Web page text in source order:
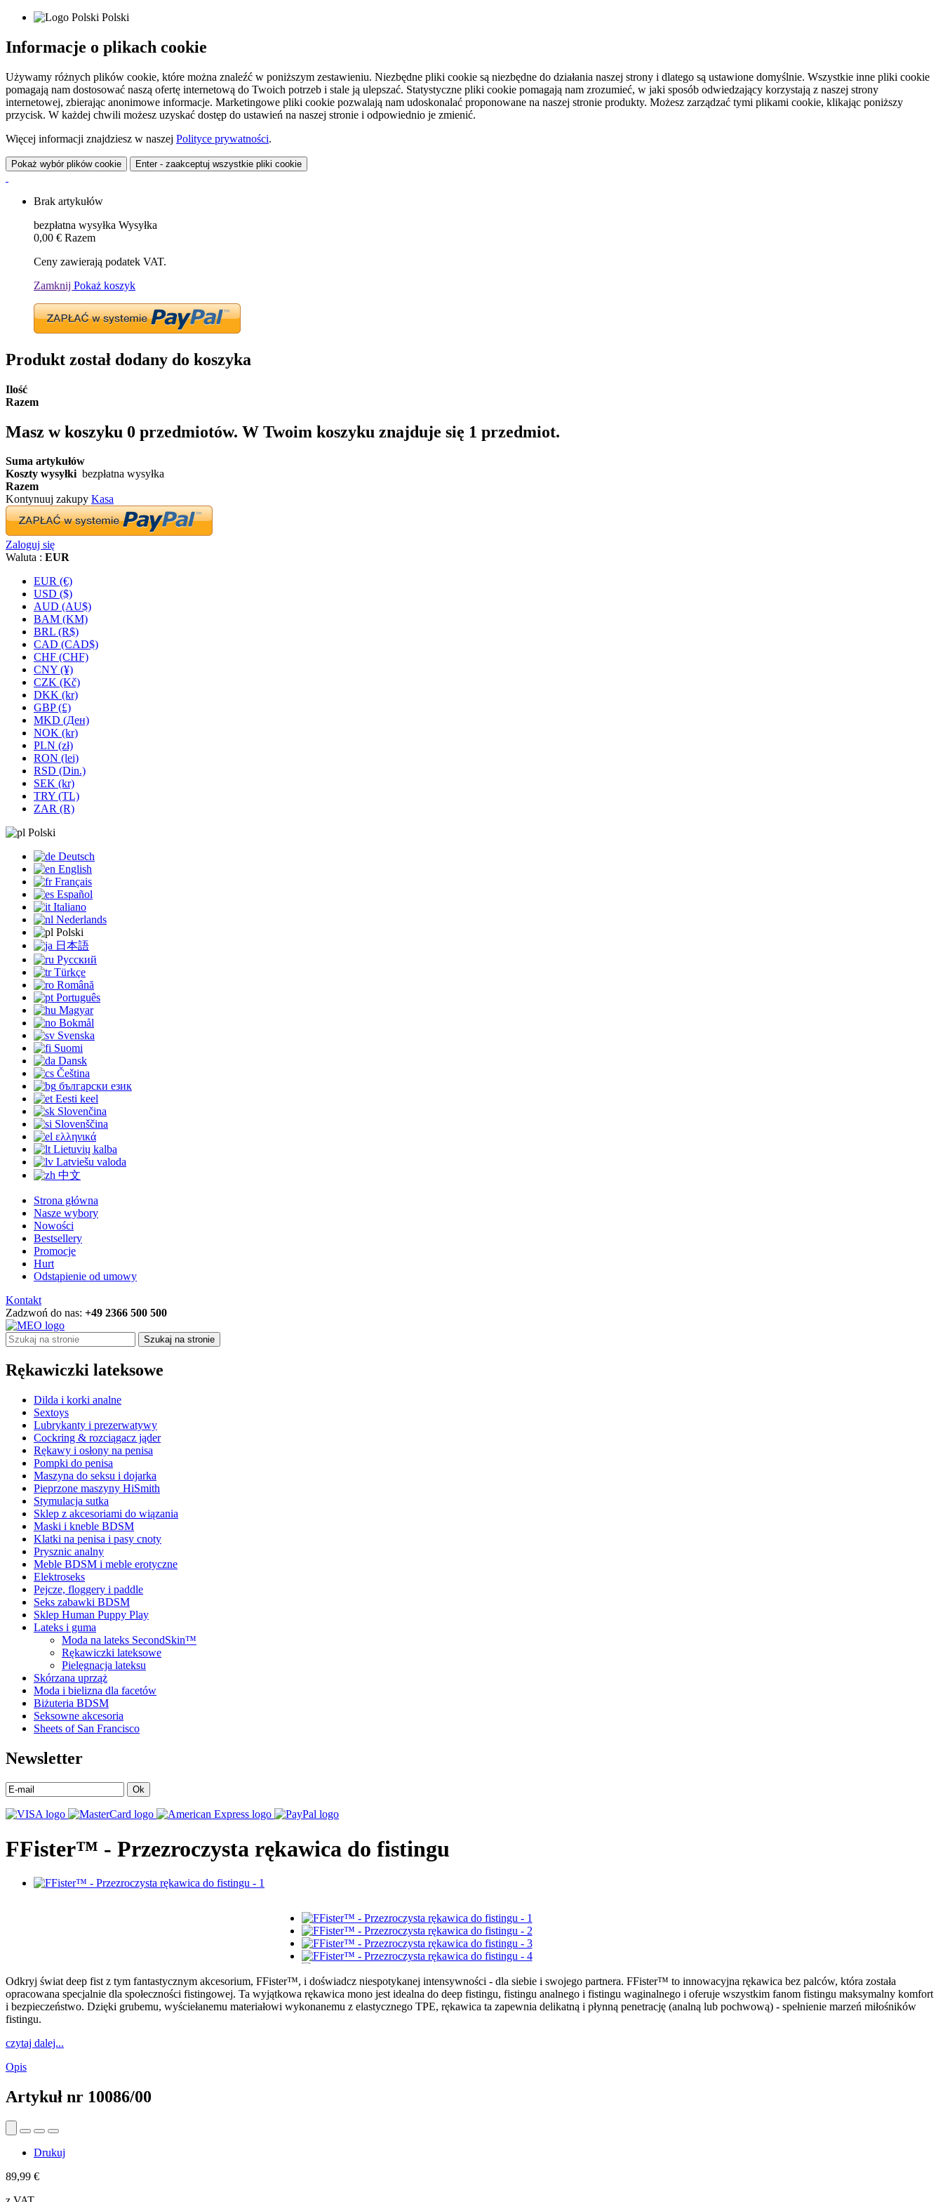
Polski
Informacje o plikach cookie
Używamy różnych plików cookie, które można znaleźć w poniższym zestawieniu. Niezbędne pliki cookie są niezbędne do działania naszej strony i dlatego są ustawione domyślnie. Wszystkie inne pliki cookie
pomagają nam dostosować naszą ofertę internetową do Twoich potrzeb i stale ją ulepszać. Statystyczne pliki cookie pomagają nam zrozumieć, w jaki sposób odwiedzający korzystają z naszej strony
internetowej, zbierając anonimowe informacje. Marketingowe pliki cookie pozwalają nam udoskonalać proponowane na naszej stronie produkty. Możesz zarządzać tymi plikami cookie, klikając poniższy
przycisk. W każdej chwili możesz uzyskać dostęp do ustawień na naszej stronie i odpowiednio je zmienić.
Więcej informacji znajdziesz w naszej Polityce prywatności.
Pokaż wybór plików cookie Enter - zaakceptuj wszystkie pliki cookie
Brak artykułów
bezpłatna wysyłka Wysyłka
0,00 € Razem
Ceny zawierają podatek VAT.
Zamknij Pokaż koszyk
Produkt został dodany do koszyka
Ilość
Razem
Masz w koszyku 0 przedmiotów. W Twoim koszyku znajduje się 1 przedmiot.
Suma artykułów
Koszty wysyłki bezpłatna wysyłka
Razem
Kontynuuj zakupy Kasa
Zaloguj się
Waluta : EUR
EUR (€)
USD ($)
AUD (AU$)
BAM (KM)
BRL (R$)
CAD (CAD$)
CHF (CHF)
CNY (¥)
CZK (Kč)
DKK (kr)
GBP (£)
MKD (Ден)
NOK (kr)
PLN (zł)
RON (lei)
RSD (Din.)
SEK (kr)
TRY (TL)
ZAR (R)
Polski
Deutsch
English
Français
Español
Italiano
Nederlands
Polski
日本語
Русский
Türkçe
Română
Português
Magyar
Bokmål
Svenska
Suomi
Dansk
Čeština
български език
Eesti keel
Slovenčina
Slovenščina
ελληνικά
Lietuvių kalba
Latviešu valoda
中文
Strona główna
Nasze wybory
Nowości
Bestsellery
Promocje
Hurt
Odstąpienie od umowy
Kontakt
Zadzwoń do nas: +49 2366 500 500
Szukaj na stronie
Rękawiczki lateksowe
Dilda i korki analne
Sextoys
Lubrykanty i prezerwatywy
Cockring & rozciągacz jąder
Rękawy i osłony na penisa
Pompki do penisa
Maszyna do seksu i dojarka
Pieprzone maszyny HiSmith
Stymulacja sutka
Sklep z akcesoriami do wiązania
Maski i kneble BDSM
Klatki na penisa i pasy cnoty
Prysznic analny
Meble BDSM i meble erotyczne
Elektroseks
Pejcze, floggery i paddle
Seks zabawki BDSM
Sklep Human Puppy Play
Lateks i guma
Moda na lateks SecondSkin™
Rękawiczki lateksowe
Pielęgnacja lateksu
Skórzana uprząż
Moda i bielizna dla facetów
Biżuteria BDSM
Seksowne akcesoria
Sheets of San Francisco
Newsletter
Ok
FFister™ - Przezroczysta rękawica do fistingu
Odkryj świat deep fist z tym fantastycznym akcesorium, FFister™, i doświadcz niespotykanej intensywności - dla siebie i swojego partnera. FFister™ to innowacyjna rękawica bez palców, która została
opracowana specjalnie dla społeczności fistingowej. Ta wyjątkowa rękawica mono jest idealna do deep fistingu, fistingu analnego i fistingu waginalnego i oferuje wszystkim fanom fistingu maksymalny komfort
i bezpieczeństwo. Dzięki grubemu, wyściełanemu materiałowi wykonanemu z elastycznego TPE, rękawica ta zapewnia delikatną i płynną penetrację (analną lub pochwową) - spełnienie marzeń miłośników
fistingu.
czytaj dalej...
Opis
Artykuł nr 10086/00
Drukuj
89,99 €